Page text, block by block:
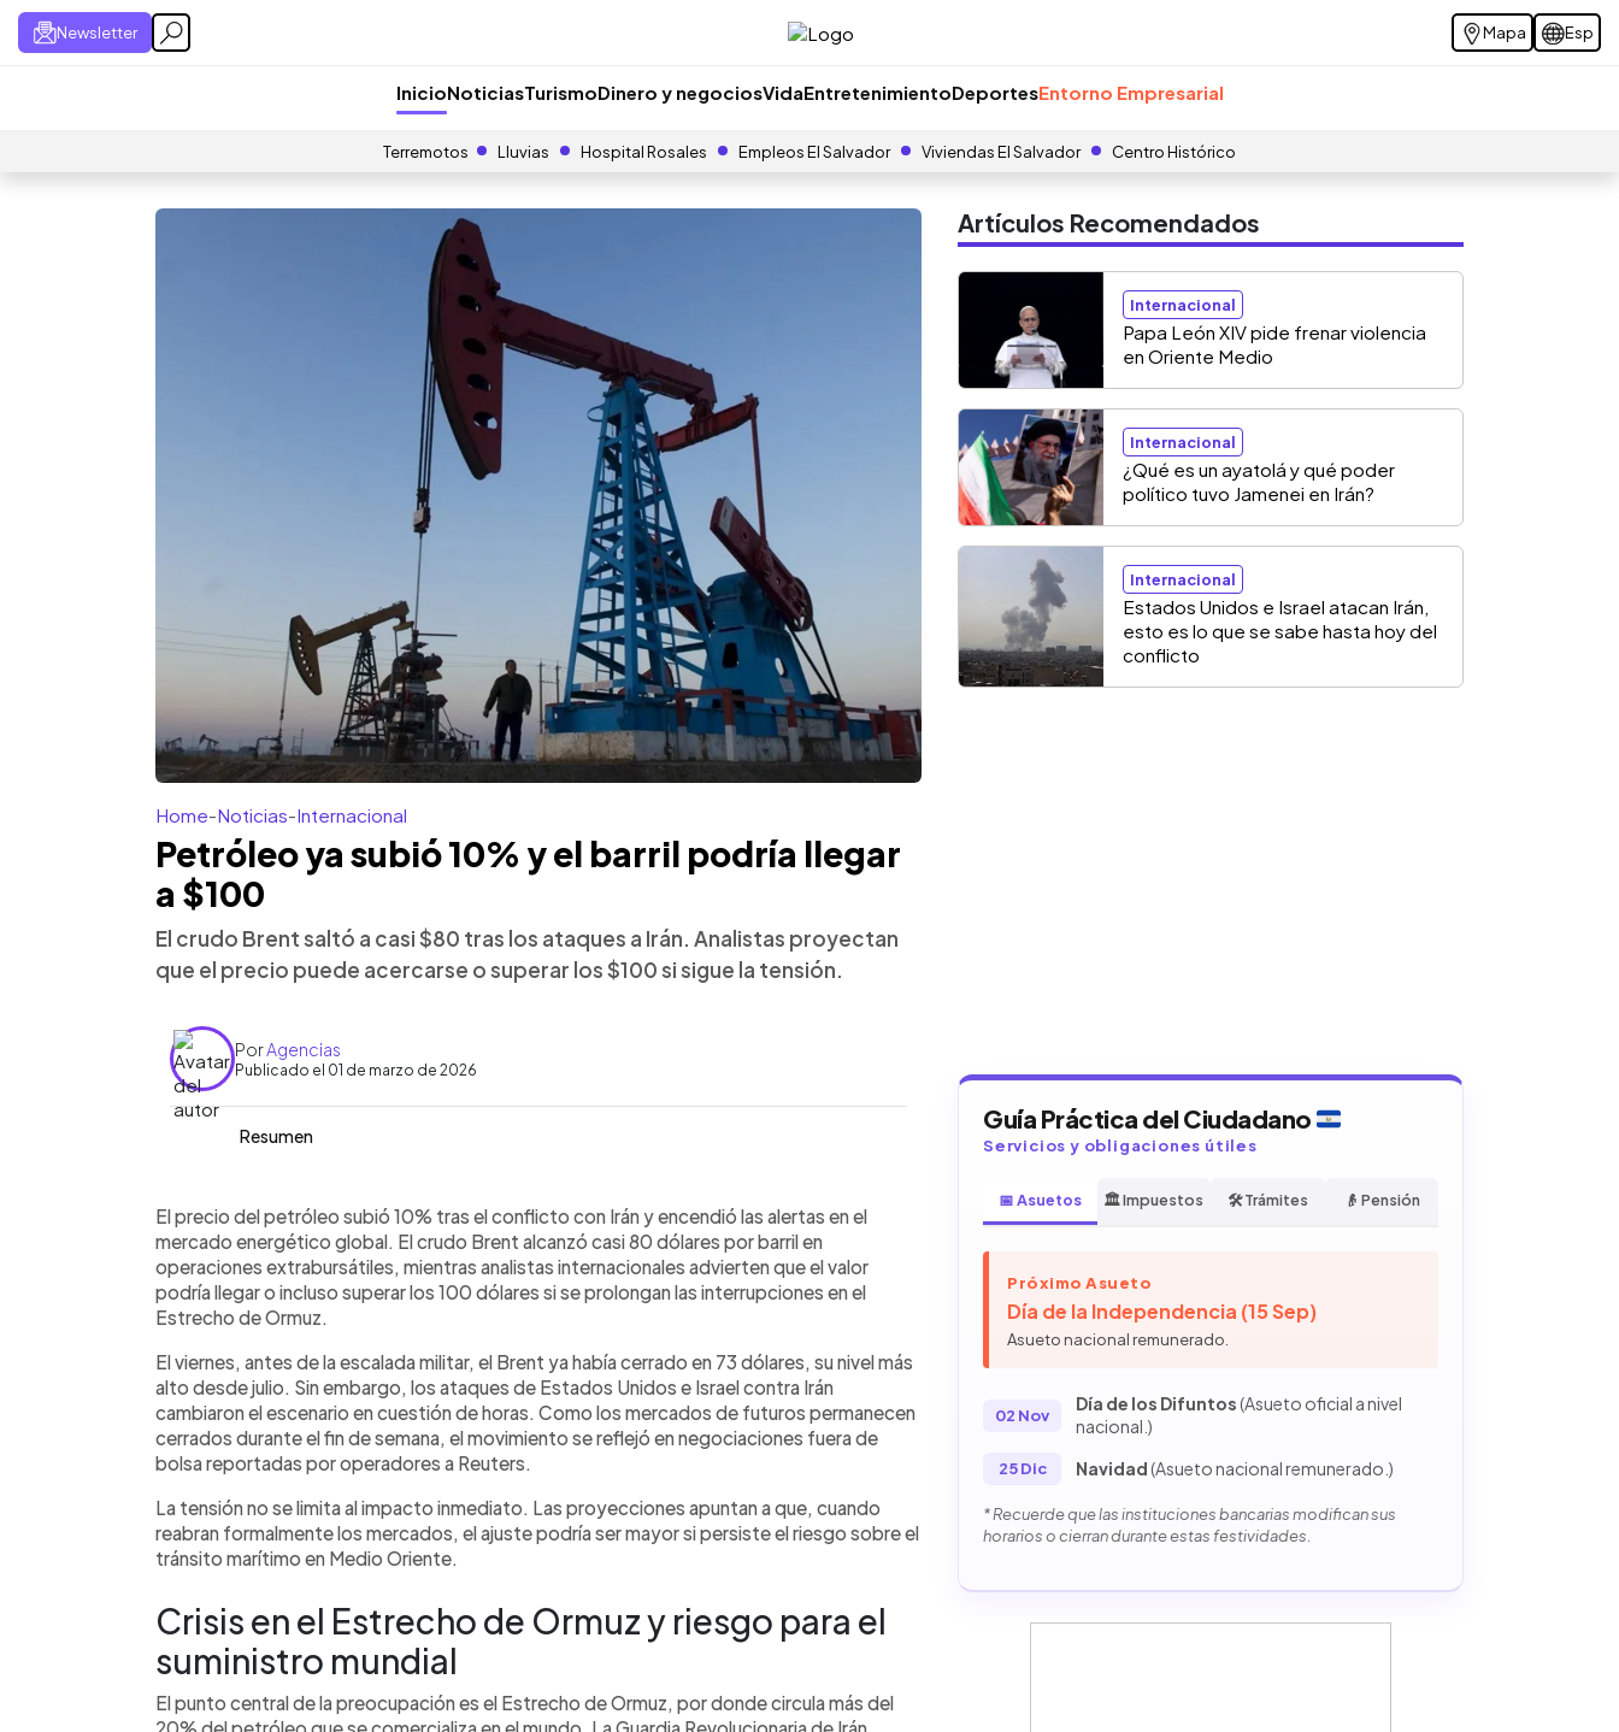
Newsletter Mapa Esp
InicioNoticiasTurismoDinero y negociosVidaEntretenimientoDeportesEntorno Empresarial
Terremotos Lluvias Hospital Rosales Empleos El Salvador Viviendas El Salvador Centro Histórico
Home-Noticias-Internacional
Petróleo ya subió 10% y el barril podría llegar
a $100
El crudo Brent saltó a casi $80 tras los ataques a Irán. Analistas proyectan
que el precio puede acercarse o superar los $100 si sigue la tensión.
PorAgencias
Publicado el 01 de marzo de 2026
Resumen
► Escuchar artículo
El precio del petróleo subió 10% tras los ataques de Estados Unidos e
Israel contra Irán y el aumento de la tensión en el Estrecho de Ormuz, ruta
por donde circula más del 20% del crudo mundial. El Brent alcanzó casi 80
dólares por barril en operaciones extrabursátiles y analistas advierten que
podría acercarse o superar los 100 dólares si se prolongan las
barriles diarios desde abril, aunque el ajuste representa menos del 0,2% de
la demanda global. El impacto dependerá de la duración del conflicto y del
tránsito marítimo.
El precio del petróleo subió 10% tras el conflicto con Irán y encendió las alertas en el
mercado energético global. El crudo Brent alcanzó casi 80 dólares por barril en
operaciones extrabursátiles, mientras analistas internacionales advierten que el valor
podría llegar o incluso superar los 100 dólares si se prolongan las interrupciones en el
Estrecho de Ormuz.
El viernes, antes de la escalada militar, el Brent ya había cerrado en 73 dólares, su nivel más
alto desde julio. Sin embargo, los ataques de Estados Unidos e Israel contra Irán
cambiaron el escenario en cuestión de horas. Como los mercados de futuros permanecen
cerrados durante el fin de semana, el movimiento se reflejó en negociaciones fuera de
bolsa reportadas por operadores a Reuters.
La tensión no se limita al impacto inmediato. Las proyecciones apuntan a que, cuando
reabran formalmente los mercados, el ajuste podría ser mayor si persiste el riesgo sobre el
tránsito marítimo en Medio Oriente.
Crisis en el Estrecho de Ormuz y riesgo para el
suministro mundial
El punto central de la preocupación es el Estrecho de Ormuz, por donde circula más del
Artículos Recomendados
Internacional
Papa León XIV pide frenar violencia
en Oriente Medio
Internacional
¿Qué es un ayatolá y qué poder
político tuvo Jamenei en Irán?
Internacional
Estados Unidos e Israel atacan Irán,
esto es lo que se sabe hasta hoy del
conflicto
Guía Práctica del Ciudadano
Servicios y obligaciones útiles
📅 Asuetos 🏛️ Impuestos 🛠️ Trámites 👴 Pensión
Próximo Asueto
Día de la Independencia (15 Sep)
Asueto nacional remunerado.
02 Nov
Día de los Difuntos(Asueto oficial a nivel
nacional.)
25 Dic Navidad(Asueto nacional remunerado.)
* Recuerde que las instituciones bancarias modifican sus
horarios o cierran durante estas festividades.